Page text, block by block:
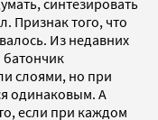
синтезировать
Признак того, что
Из недавних
слоями, но при
одинаковым. А
если при каждом